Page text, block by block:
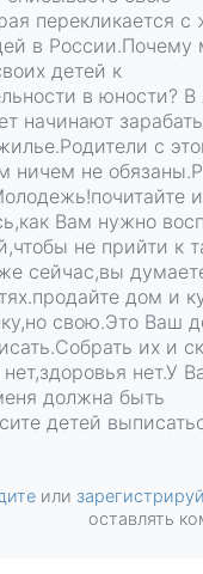
перекликается
в России.Почему
детей к
в юности?
начинают
с
ничем не
и
Вам нужно
не прийти к
сейчас,вы
дом и
свою.Это Ваш
их и
нет.У
должна быть
детей
или
оставлять